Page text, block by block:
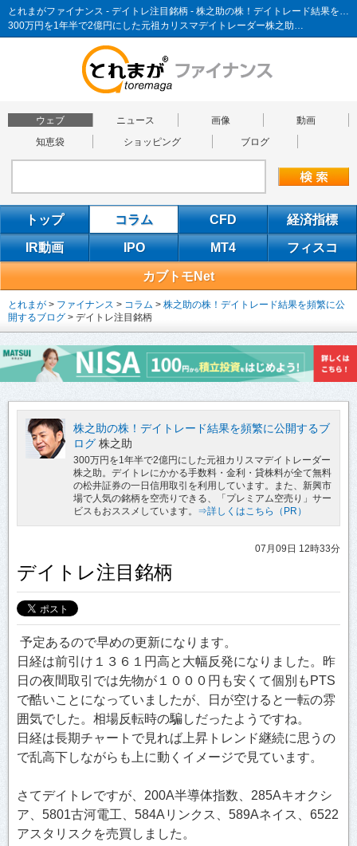
とれまがファイナンス - デイトレ注目銘柄 - 株之助の株！デイトレード結果を頻繁に公開するブログ
300万円を1年半で2億円にした元祖カリスマデイトレーダー株之助…
ウェブ ニュース 画像
動画
知恵袋
ショッピング ブログ
トップ コラム CFD 経済指標
IR動画 IPO MT4 フィスコ
カブトモNet
とれまが > ファイナンス > コラム > 株之助の株！デイトレード結果を頻繁に公
開するブログ > デイトレ注目銘柄
株之助の株！デイトレード結果を頻繁に公開するブ
ログ 株之助
300万円を1年半で2億円にした元祖カリスマデイトレーダー
株之助。デイトレにかかる手数料・金利・貸株料が全て無料
の松井証券の一日信用取引を利用しています。また、新興市
場で人気の銘柄を空売りできる、「プレミアム空売り」サー
ビスもおススメしています。 ⇒詳しくはこちら（PR）
07月09日 12時33分
デイトレ注目銘柄
予定あるので早めの更新になります。
日経は前引け１３６１円高と大幅反発になりました。昨
日の夜間取引では先物が１０００円も安くて個別もPTS
で酷いことになっていましたが、日が空けると一転の雰
囲気でした。相場反転時の騙しだったようですね。
日経は長期チャートで見れば上昇トレンド継続に思うの
で乱高下しながらも上に動くイメージで見ています。
さてデイトレですが、200A半導体指数、285Aキオクシ
ア、5801古河電工、584Aリンクス、589Aネイス、6522
アスタリスクを売買しました。